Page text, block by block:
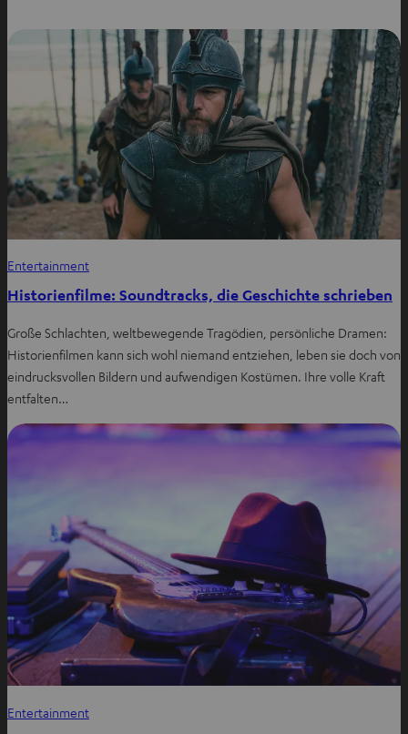
Entertainment
Historienfilme: Soundtracks, die Geschichte schrieben
Große Schlachten, weltbewegende Tragödien, persönliche Dramen:
Historienfilmen kann sich wohl niemand entziehen, leben sie doch von
eindrucksvollen Bildern und aufwendigen Kostümen. Ihre volle Kraft
entfalten…
Entertainment